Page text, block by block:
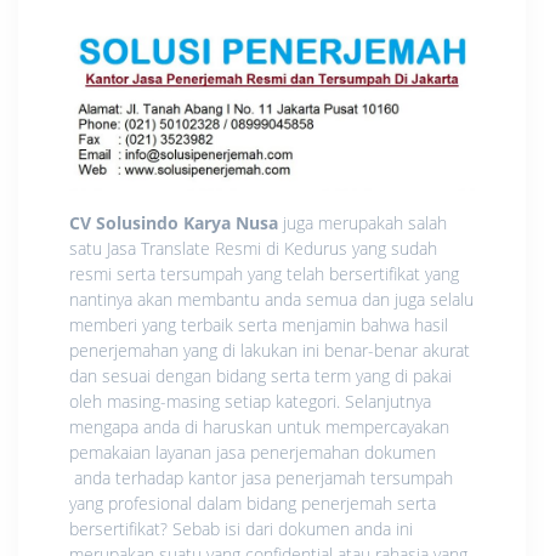
CV Solusindo Karya Nusa juga merupakah salah
satu Jasa Translate Resmi di Kedurus yang sudah
resmi serta tersumpah yang telah bersertifikat yang
nantinya akan membantu anda semua dan juga selalu
memberi yang terbaik serta menjamin bahwa hasil
penerjemahan yang di lakukan ini benar-benar akurat
dan sesuai dengan bidang serta term yang di pakai
oleh masing-masing setiap kategori. Selanjutnya
mengapa anda di haruskan untuk mempercayakan
pemakaian layanan jasa penerjemahan dokumen
anda terhadap kantor jasa penerjamah tersumpah
yang profesional dalam bidang penerjemah serta
bersertifikat? Sebab isi dari dokumen anda ini